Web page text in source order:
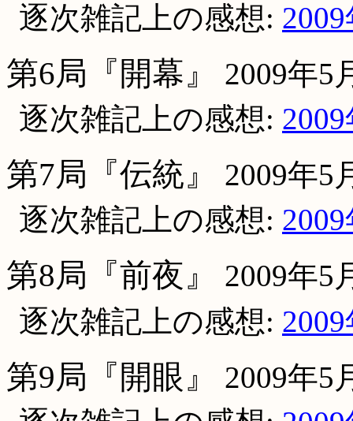
逐次雑記上の感想:
第6局『開幕』
2009年5
逐次雑記上の感想:
第7局『伝統』
2009年5
逐次雑記上の感想:
第8局『前夜』
2009年5
逐次雑記上の感想:
第9局『開眼』
2009年5